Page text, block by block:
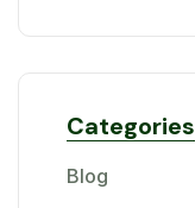
Categories
Blog